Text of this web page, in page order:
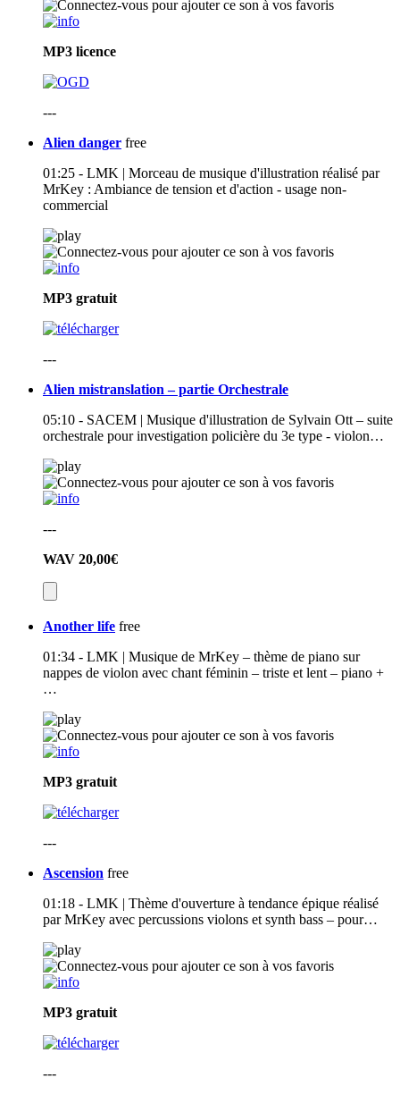
MP3 licence
---
Alien danger free
01:25 - LMK | Morceau de musique d'illustration réalisé par
MrKey : Ambiance de tension et d'action - usage non-
commercial
MP3 gratuit
---
Alien mistranslation – partie Orchestrale
05:10 - SACEM | Musique d'illustration de Sylvain Ott – suite
orchestrale pour investigation policière du 3e type - violon…
---
WAV 20,00€
Another life free
01:34 - LMK | Musique de MrKey – thème de piano sur
nappes de violon avec chant féminin – triste et lent – piano +
…
MP3 gratuit
---
Ascension free
01:18 - LMK | Thème d'ouverture à tendance épique réalisé
par MrKey avec percussions violons et synth bass – pour…
MP3 gratuit
---